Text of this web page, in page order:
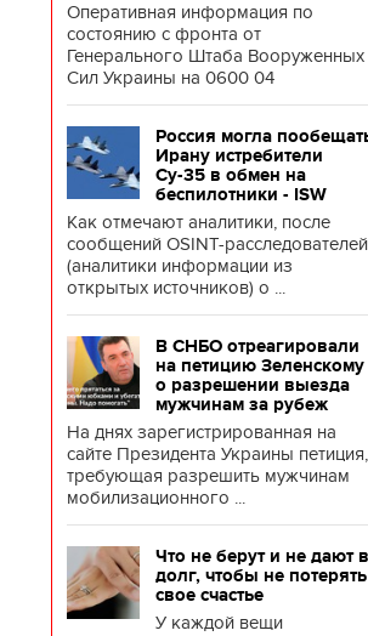
Оперативная информация по
состоянию с фронта от
Генерального Штаба Вооруженных
Сил Украины на 0600 04
Россия могла
Ирану истребители
Су-35 в обмен на
беспилотники - ISW
Как отмечают аналитики, после
сообщений OSINT-расследователей
(аналитики информации из
открытых источников) о ...
В СНБО отреагировали
на петицию Зеленскому
о разрешении выезда
мужчинам за рубеж
На днях зарегистрированная на
сайте Президента Украины петиция,
требующая разрешить мужчинам
мобилизационного ...
Что не берут и не дают в
долг, чтобы не потерять
свое счастье
У каждой вещи